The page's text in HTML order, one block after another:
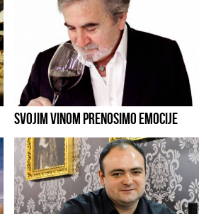
SVOJIM VINOM PRENOSIMO EMOCIJE